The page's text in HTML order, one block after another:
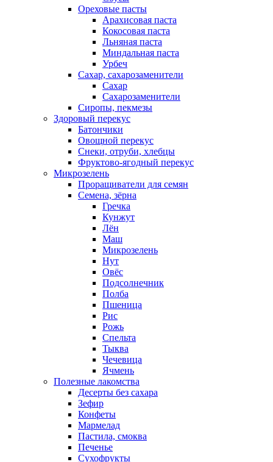
Ореховые пасты
Арахисовая паста
Кокосовая паста
Льняная паста
Миндальная паста
Урбеч
Сахар, сахарозаменители
Сахар
Сахарозаменители
Сиропы, пекмезы
Здоровый перекус
Батончики
Овощной перекус
Снеки, отруби, хлебцы
Фруктово-ягодный перекус
Микрозелень
Проращиватели для семян
Семена, зёрна
Гречка
Кунжут
Лён
Маш
Микрозелень
Нут
Овёс
Подсолнечник
Полба
Пшеница
Рис
Рожь
Спельта
Тыква
Чечевица
Ячмень
Полезные лакомства
Десерты без сахара
Зефир
Конфеты
Мармелад
Пастила, смоква
Печенье
Сухофрукты